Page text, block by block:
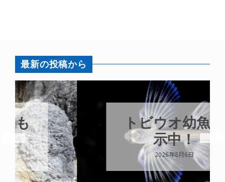
最新の投稿から
トビウオ幼魚展
示中！